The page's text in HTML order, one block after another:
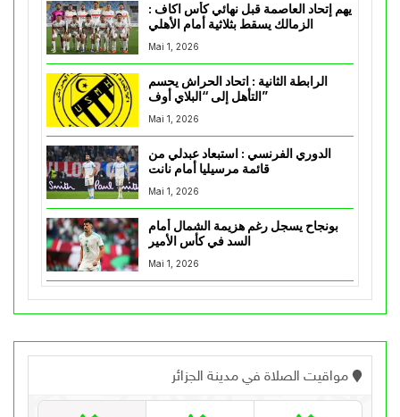
يهم إتحاد العاصمة قبل نهائي كأس اكاف :
Mai 1, 2026
الرابطة الثانية : اتحاد الحراش يحسم
التأهل إلى “البلاي أوف”
Mai 1, 2026
الدوري الفرنسي : استبعاد عبدلي من
قائمة مرسيليا أمام نانت
Mai 1, 2026
بونجاح يسجل رغم هزيمة الشمال أمام
السد في كأس الأمير
Mai 1, 2026